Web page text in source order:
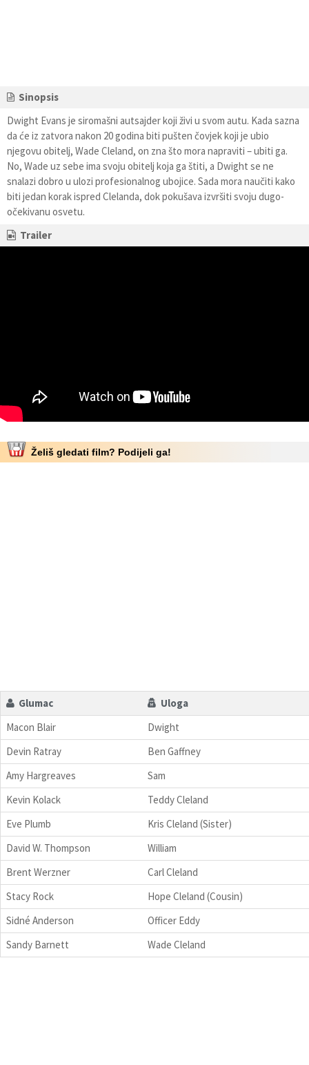
Sinopsis
Dwight Evans je siromašni autsajder koji živi u svom autu. Kada sazna
da će iz zatvora nakon 20 godina biti pušten čovjek koji je ubio
njegovu obitelj, Wade Cleland, on zna što mora napraviti – ubiti ga.
No, Wade uz sebe ima svoju obitelj koja ga štiti, a Dwight se ne
snalazi dobro u ulozi profesionalnog ubojice. Sada mora naučiti kako
biti jedan korak ispred Clelanda, dok pokušava izvršiti svoju dugo-
očekivanu osvetu.
Trailer
Želiš gledati film? Podijeli ga!
Glumac
Uloga
Macon Blair
Dwight
Devin Ratray
Ben Gaffney
Amy Hargreaves
Sam
Kevin Kolack
Teddy Cleland
Eve Plumb
Kris Cleland (Sister)
David W. Thompson
William
Brent Werzner
Carl Cleland
Stacy Rock
Hope Cleland (Cousin)
Sidné Anderson
Officer Eddy
Sandy Barnett
Wade Cleland